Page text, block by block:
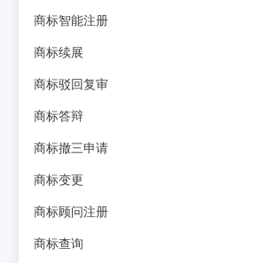
商标智能注册
商标续展
商标驳回复审
商标答辩
商标撤三申请
商标变更
商标顾问注册
商标查询